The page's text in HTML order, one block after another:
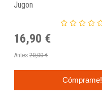
Jugon
16,90 €
Antes 20,00 €
Cómprame!